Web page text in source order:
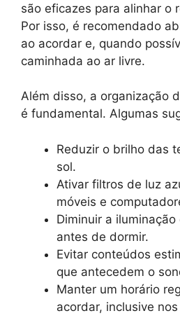
são eficazes para alinhar o
Por isso, é recomendado
ao acordar e, quando
caminhada ao ar livre.
Além disso, a organização
é fundamental. Algumas
Reduzir o brilho das
sol.
Ativar filtros de luz
móveis e
Diminuir a
antes de dormir.
Evitar conteúdos
que antecedem o
Manter um horário
acordar, inclusive